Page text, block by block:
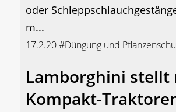
oder
m...
17.2.20#Düngung und
Lamborghini stellt
Kompakt-